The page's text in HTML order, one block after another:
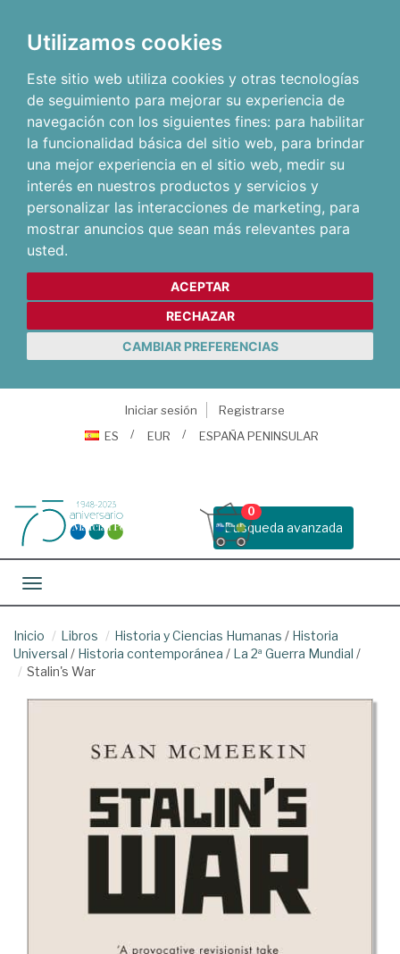
Utilizamos cookies
Este sitio web utiliza cookies y otras tecnologías
de seguimiento para mejorar su experiencia de
navegación con los siguientes fines: para habilitar
la funcionalidad básica del sitio web, para brindar
una mejor experiencia en el sitio web, medir su
interés en nuestros productos y servicios y
personalizar las interacciones de marketing, para
mostrar anuncios que sean más relevantes para
usted.
ACEPTAR
RECHAZAR
CAMBIAR PREFERENCIAS
Iniciar sesión
Registrarse
ES
EUR ESPAÑA PENINSULAR
Busqueda avanzada
0
Toggle navigation
Inicio Libros Historia y Ciencias Humanas / Historia
Universal / Historia contemporánea / La 2ª Guerra Mundial /
Stalin's War